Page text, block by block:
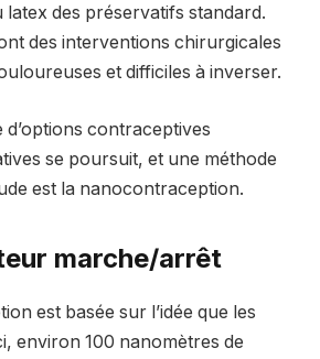
latex des préservatifs standard.
des interventions chirurgicales
et difficiles à inverser.
contraceptives
se poursuit, et une méthode
est la nanocontraception.
marche/arrêt
est basée sur l’idée que les
environ 100 nanomètres de